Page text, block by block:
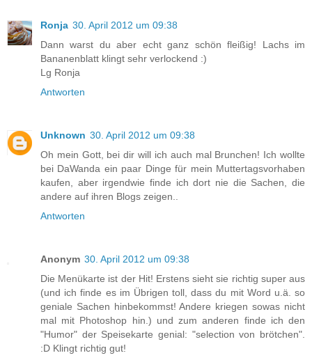
Ronja 30. April 2012 um 09:38
Dann warst du aber echt ganz schön fleißig! Lachs im
Bananenblatt klingt sehr verlockend :)
Lg Ronja
Antworten
Unknown 30. April 2012 um 09:38
Oh mein Gott, bei dir will ich auch mal Brunchen! Ich wollte
bei DaWanda ein paar Dinge für mein Muttertagsvorhaben
kaufen, aber irgendwie finde ich dort nie die Sachen, die
andere auf ihren Blogs zeigen..
Antworten
Anonym 30. April 2012 um 09:38
Die Menükarte ist der Hit! Erstens sieht sie richtig super aus
(und ich finde es im Übrigen toll, dass du mit Word u.ä. so
geniale Sachen hinbekommst! Andere kriegen sowas nicht
mal mit Photoshop hin.) und zum anderen finde ich den
"Humor" der Speisekarte genial: "selection von brötchen".
:D Klingt richtig gut!